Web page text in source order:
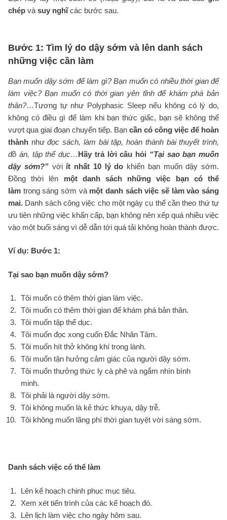
chép và suy nghĩcác bước sau.
Bước 1: Tìm lý do dậy sớm và lên danh sách
những việc cần làm
Bạn muốn dậy sớm để làm gì? Bạn muốn có nhiều thời gian để
làm việc? Bạn muốn có thời gian yên tĩnh để khám phá bản
thân?…Tương tự như Polyphasic Sleep nếu không có lý do,
không có điều gì để làm khi bạn thức giấc, bạn sẽ không thể
vượt qua giai đoạn chuyển tiếp. Bạn cần có công việc để hoàn
thành nhưđọc sách, làm bài tập, hoàn thành bài thuyết trình,
đồ án, tập thể dục…Hãy trả lời câu hỏi “Tại sao bạn muốn
dậy sớm?”với ít nhất 10 lý do khiến bạn muốn dậy sớm.
Đồng thời lên một danh sách những việc bạn có thể
làm trong sáng sớm và một danh sách việc sẽ làm vào sáng
mai. Danh sách công việc cho một ngày cụ thể cần theo thứ tự
ưu tiên những việc khẩn cấp, bạn không nên xếp quá nhiều việc
vào một buổi sáng vì dễ dẫn tới quá tải không hoàn thành được.
Ví dụ: Bước 1:
Tại sao bạn muốn dậy sớm?
Tôi muốn có thêm thời gian làm việc.
Tôi muốn có thêm thời gian để khám phá bản thân.
Tôi muốn tập thể dục.
Tôi muốn đọc xong cuốn Đắc Nhân Tâm.
Tôi muốn hít thở không khí trong lành.
Tôi muốn tận hưởng cảm giác của người dậy sớm.
Tôi muốn thưởng thức ly cà phê và ngắm nhìn bình
minh.
Tôi phải là người dậy sớm.
Tôi không muốn là kẻ thức khuya, dậy trễ.
Tôi không muốn lãng phí thời gian tuyệt vời sáng sớm.
Danh sách việc có thể làm
Lên kế hoạch chinh phục mục tiêu.
Xem xét tiến trình của các kế hoạch đó.
Lên lịch làm việc cho ngày hôm sau.